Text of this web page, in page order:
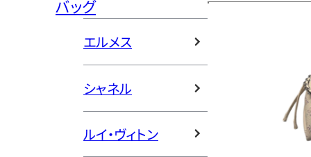
バッグ
エルメス
シャネル
ルイ・ヴィトン